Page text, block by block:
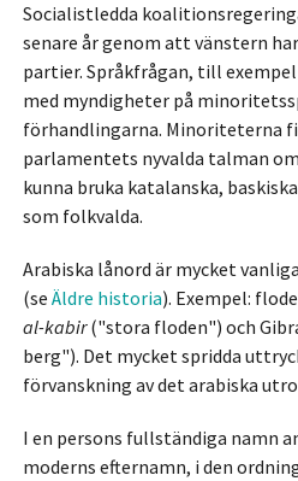
Socialistledda
senare år genom att vänstern
partier. Språkfrågan, till
med myndigheter på
förhandlingarna. Minoriteterna
parlamentets nyvalda talman
kunna bruka katalanska,
som folkvalda.
Arabiska lånord är mycket
(se Äldre historia). Exempel:
al-kabir("stora floden") och
berg"). Det mycket spridda
förvanskning av det arabiska
I en persons fullständiga namn
moderns efternamn, i den